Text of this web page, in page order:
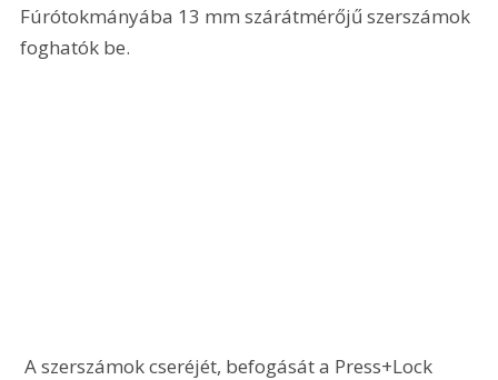
Fúrótokmányába 13 mm szárátmérőjű szerszámok
foghatók be.
A szerszámok cseréjét, befogását a Press+Lock